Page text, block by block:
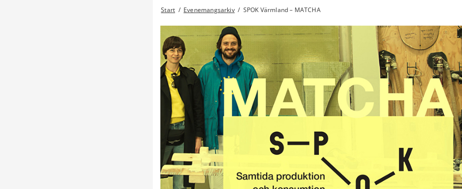
Start / Evenemangsarkiv / SPOK Värmland – MATCHA